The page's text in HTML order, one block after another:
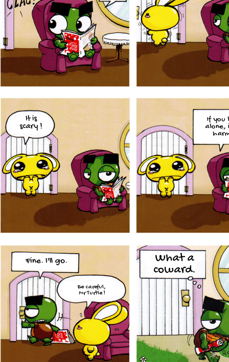
It is
scary !
If you
Fine. I'll go.
Be careful,
Mr Turtle !
What a
coward.